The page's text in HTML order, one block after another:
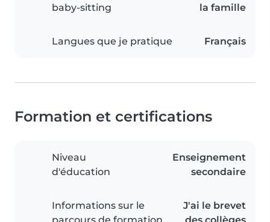
baby-sitting
la famille
Langues que je pratique Français
Formation et certifications
Niveau
d'éducation
Enseignement
secondaire
Informations sur le
J'ai le brevet